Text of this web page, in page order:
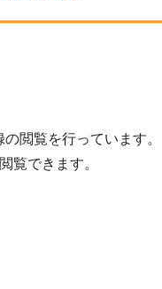
閲覧を行っています。
覧できます。